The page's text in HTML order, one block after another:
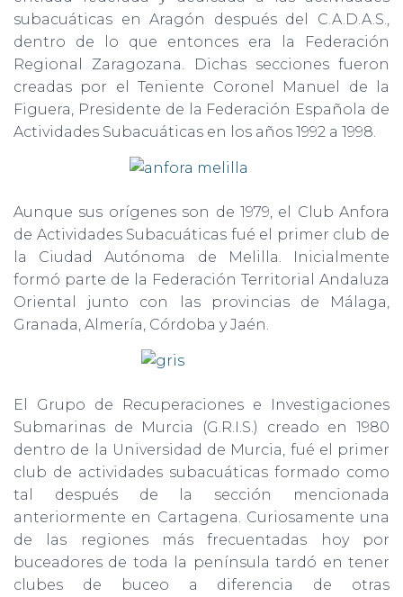
subacuáticas en Aragón después del C.A.D.A.S.,
dentro de lo que entonces era la Federación
Regional Zaragozana. Dichas secciones fueron
creadas por el Teniente Coronel Manuel de la
Figuera, Presidente de la Federación Española de
Actividades Subacuáticas en los años 1992 a 1998.
Aunque sus orígenes son de 1979, el Club Anfora
de Actividades Subacuáticas fué el primer club de
la Ciudad Autónoma de Melilla. Inicialmente
formó parte de la Federación Territorial Andaluza
Oriental junto con las provincias de Málaga,
Granada, Almería, Córdoba y Jaén.
El Grupo de Recuperaciones e Investigaciones
Submarinas de Murcia (G.R.I.S.) creado en 1980
dentro de la Universidad de Murcia, fué el primer
club de actividades subacuáticas formado como
tal después de la sección mencionada
anteriormente en Cartagena. Curiosamente una
de las regiones más frecuentadas hoy por
buceadores de toda la península tardó en tener
clubes de buceo a diferencia de otras